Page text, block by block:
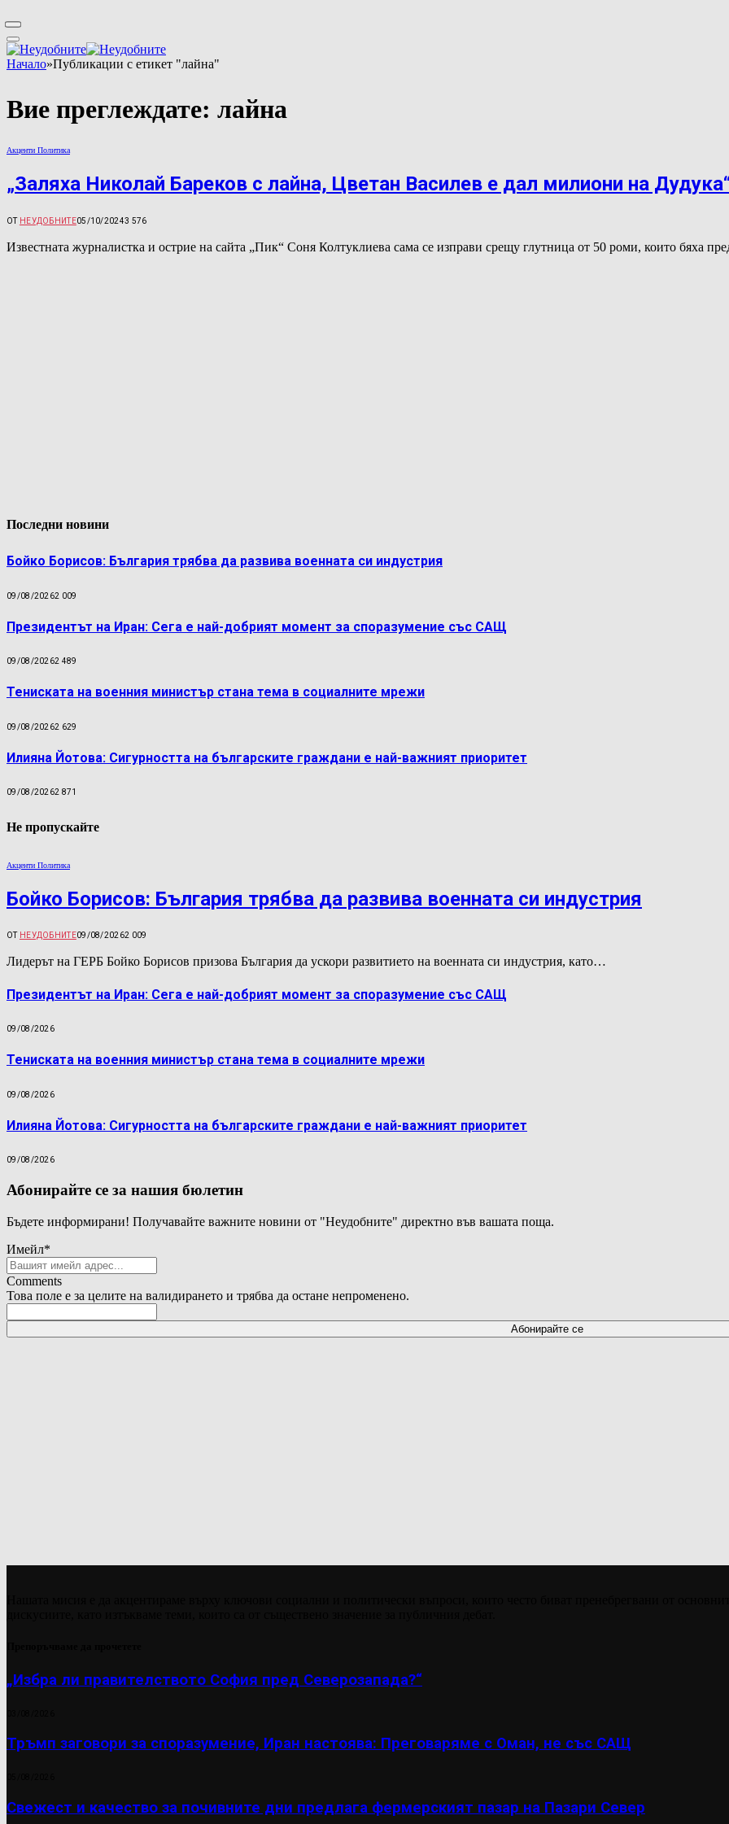
Начало»Публикации с етикет "лайна"
Вие преглеждате: лайна
Акценти Политика
„Заляха Николай Бареков с лайна, Цветан Василев е дал милиони на
ОТ НЕУДОБНИТЕ05/10/20243 576
Известната журналистка и острие на сайта „Пик“ Соня Колтуклиева сама се изправи срещу глутница от 50 роми, които бяха
Последни новини
Бойко Борисов: България трябва да развива военната си индустрия
09/08/20262 009
Президентът на Иран: Сега е най-добрият момент за споразумение със САЩ
09/08/20262 489
Тениската на военния министър стана тема в социалните мрежи
09/08/20262 629
Илияна Йотова: Сигурността на българските граждани е най-важният приоритет
09/08/20262 871
Не пропускайте
Акценти Политика
Бойко Борисов: България трябва да развива военната си индустрия
ОТ НЕУДОБНИТЕ09/08/20262 009
Лидерът на ГЕРБ Бойко Борисов призова България да ускори развитието на военната си индустрия, като…
Президентът на Иран: Сега е най-добрият момент за споразумение със САЩ
09/08/2026
Тениската на военния министър стана тема в социалните мрежи
09/08/2026
Илияна Йотова: Сигурността на българските граждани е най-важният приоритет
09/08/2026
Абонирайте се за нашия бюлетин
Бъдете информирани! Получавайте важните новини от "Неудобните" директно във вашата поща.
Имейл*
Comments
Това поле е за целите на валидирането и трябва да остане непроменено.
„Избра ли правителството София пред Северозапада?“
Тръмп заговори за споразумение, Иран настоява: Преговаряме с Оман, не със САЩ
Свежест и качество за почивните дни предлага фермерският пазар на Пазари Север